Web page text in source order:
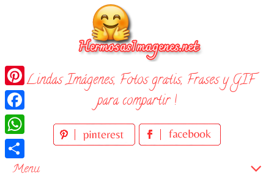
¡ Lindas Imágenes, Fotos gratis, Frases y GIF
para compartir !
Menu
Pinterest
Facebook
WhatsApp
Compartir